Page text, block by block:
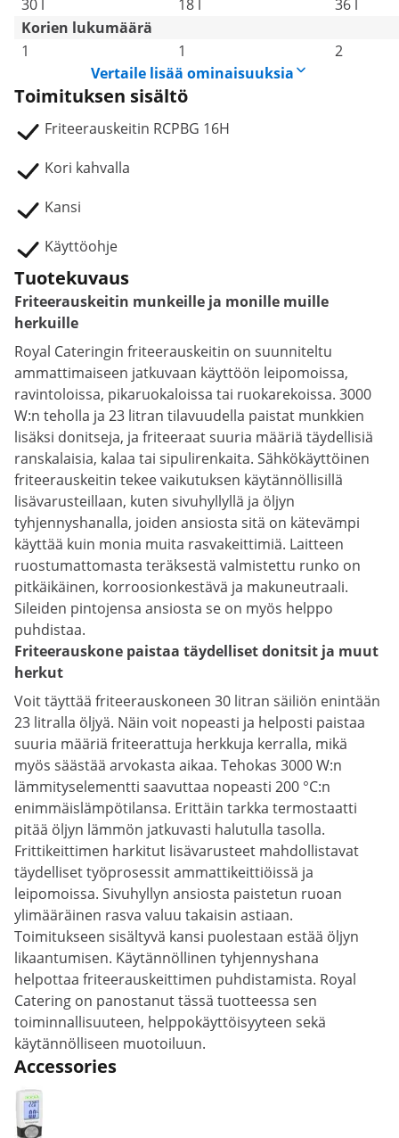
30 l 18 l
36 l
Korien lukumäärä
1
1
2
Vertaile lisää ominaisuuksia
Toimituksen sisältö
Friteerauskeitin RCPBG 16H
Kori kahvalla
Kansi
Käyttöohje
Tuotekuvaus
Friteerauskeitin munkeille ja monille muille
herkuille
Royal Cateringin friteerauskeitin on suunniteltu
ammattimaiseen jatkuvaan käyttöön leipomoissa,
ravintoloissa, pikaruokaloissa tai ruokarekoissa. 3000
W:n teholla ja 23 litran tilavuudella paistat munkkien
lisäksi donitseja, ja friteeraat suuria määriä täydellisiä
ranskalaisia, kalaa tai sipulirenkaita. Sähkökäyttöinen
friteerauskeitin tekee vaikutuksen käytännöllisillä
lisävarusteillaan, kuten sivuhyllyllä ja öljyn
tyhjennyshanalla, joiden ansiosta sitä on kätevämpi
käyttää kuin monia muita rasvakeittimiä. Laitteen
ruostumattomasta teräksestä valmistettu runko on
pitkäikäinen, korroosionkestävä ja makuneutraali.
Sileiden pintojensa ansiosta se on myös helppo
puhdistaa.
Friteerauskone paistaa täydelliset donitsit ja muut
herkut
Voit täyttää friteerauskoneen 30 litran säiliön enintään
23 litralla öljyä. Näin voit nopeasti ja helposti paistaa
suuria määriä friteerattuja herkkuja kerralla, mikä
myös säästää arvokasta aikaa. Tehokas 3000 W:n
lämmityselementti saavuttaa nopeasti 200 °C:n
enimmäislämpötilansa. Erittäin tarkka termostaatti
pitää öljyn lämmön jatkuvasti halutulla tasolla.
Frittikeittimen harkitut lisävarusteet mahdollistavat
täydelliset työprosessit ammattikeittiöissä ja
leipomoissa. Sivuhyllyn ansiosta paistetun ruoan
ylimääräinen rasva valuu takaisin astiaan.
Toimitukseen sisältyvä kansi puolestaan estää öljyn
likaantumisen. Käytännöllinen tyhjennyshana
helpottaa friteerauskeittimen puhdistamista. Royal
Catering on panostanut tässä tuotteessa sen
toiminnallisuuteen, helppokäyttöisyyteen sekä
käytännölliseen muotoiluun.
Accessories